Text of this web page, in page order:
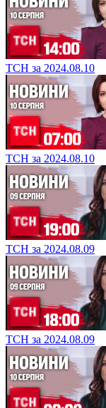
ТСН за 2024.08.10
ТСН за 2024.08.10
ТСН за 2024.08.09
ТСН за 2024.08.09